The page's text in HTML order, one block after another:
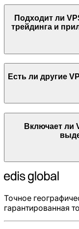
Подходит ли
трейдинга и
Есть ли другие
Включает ли
Точное
гарантированная